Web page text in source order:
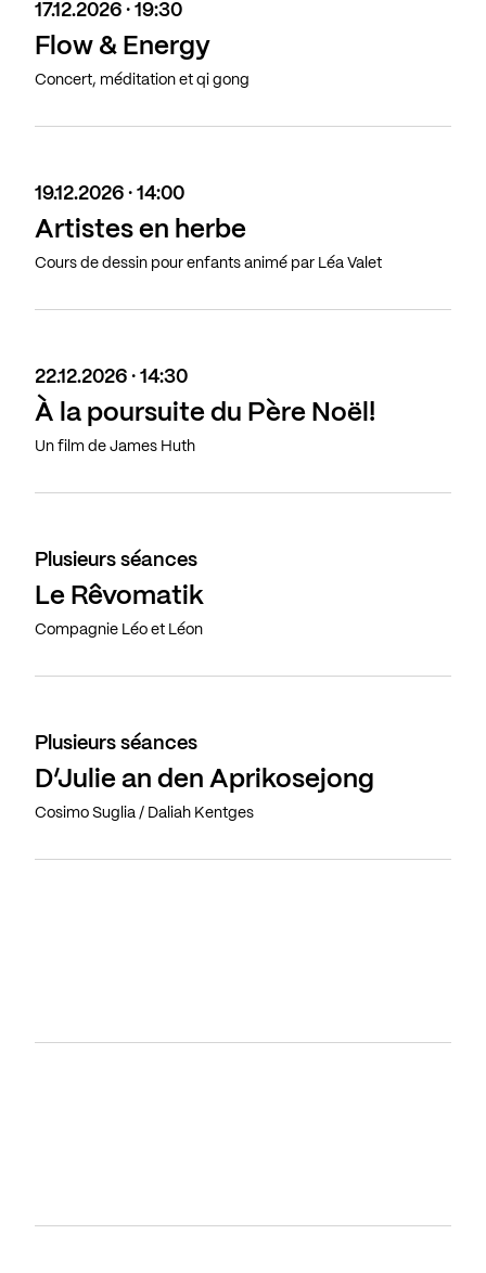
17.12.2026 · 19:30
Flow & Energy
Concert, méditation et qi gong
19.12.2026 · 14:00
Artistes en herbe
Cours de dessin pour enfants animé par Léa Valet
22.12.2026 · 14:30
À la poursuite du Père Noël!
Un film de James Huth
Plusieurs séances
Le Rêvomatik
Compagnie Léo et Léon
Plusieurs séances
D’Julie an den Aprikosejong
Cosimo Suglia / Daliah Kentges